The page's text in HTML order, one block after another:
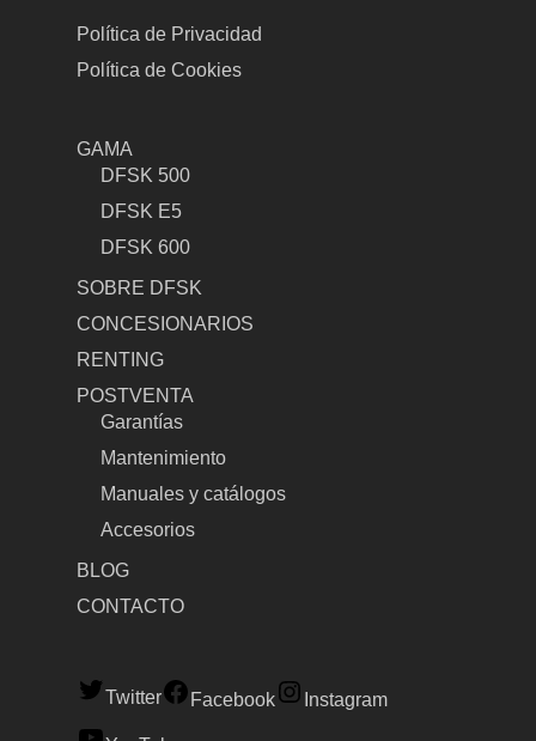
Política de Privacidad
Política de Cookies
GAMA
DFSK 500
DFSK E5
DFSK 600
SOBRE DFSK
CONCESIONARIOS
RENTING
POSTVENTA
Garantías
Mantenimiento
Manuales y catálogos
Accesorios
BLOG
CONTACTO
Twitter Facebook Instagram